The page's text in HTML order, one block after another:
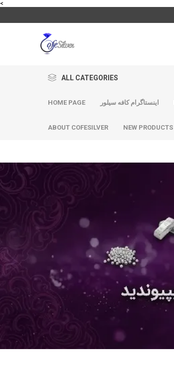
<
ALL CATEGORIES
HOME PAGE اینستاگرام کافه سیلور
ABOUT COFESILVER NEW PRODUCTS